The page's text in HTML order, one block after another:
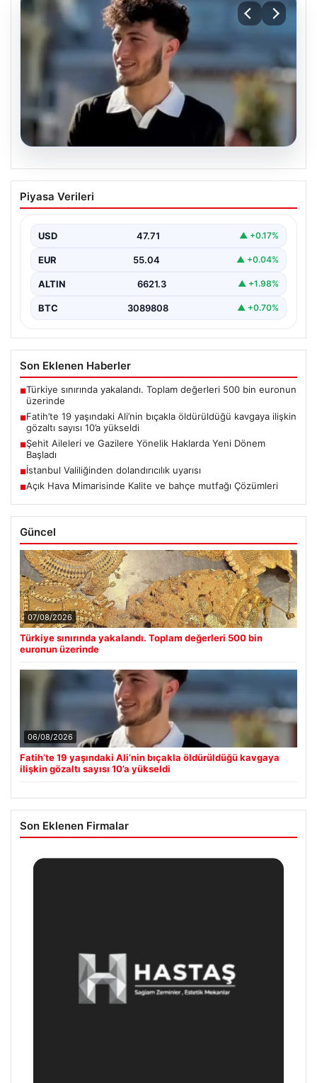
Fatih’te 19 yaşındaki Ali’nin bıçakla
öldürüldüğü kavgaya ilişkin gözaltı
Piyasa Verileri
USD 47.71 ▲ +0.17%
EUR 55.04 ▲ +0.04%
ALTIN 6621.3 ▲ +1.98%
BTC 3089808 ▲ +0.70%
Son Eklenen Haberler
■Türkiye sınırında yakalandı. Toplam değerleri 500 bin euronun
üzerinde
■Fatih’te 19 yaşındaki Ali’nin bıçakla öldürüldüğü kavgaya ilişkin
gözaltı sayısı 10’a yükseldi
■Şehit Aileleri ve Gazilere Yönelik Haklarda Yeni Dönem
Başladı
■İstanbul Valiliğinden dolandırıcılık uyarısı
■Açık Hava Mimarisinde Kalite ve bahçe mutfağı Çözümleri
Güncel
07/08/2026
Türkiye sınırında yakalandı. Toplam değerleri 500 bin
euronun üzerinde
06/08/2026
Fatih’te 19 yaşındaki Ali’nin bıçakla öldürüldüğü kavgaya
ilişkin gözaltı sayısı 10’a yükseldi
Son Eklenen Firmalar